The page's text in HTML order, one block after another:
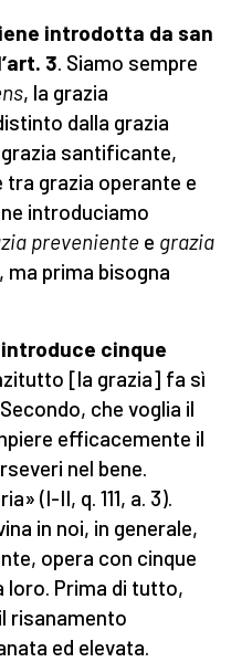
introdotta da san
3. Siamo sempre
, la grazia
dalla grazia
grazia santificante,
grazia operante e
introduciamo
preveniente e grazia
ma prima bisogna
introduce cinque
[la grazia] fa sì
che voglia il
efficacemente il
nel bene.
(I-II, q. 111, a. 3).
in noi, in generale,
opera con cinque
Prima di tutto,
risanamento
ed elevata.